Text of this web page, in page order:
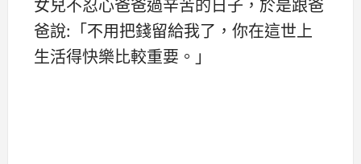
爸說:「不用把錢留給我了，你在這世上
生活得快樂比較重要。」